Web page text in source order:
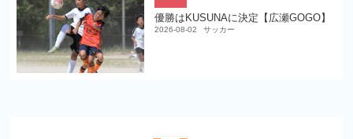
優勝はKUSUNAに決定【広瀬GOGO】
2026-08-02 サッカー